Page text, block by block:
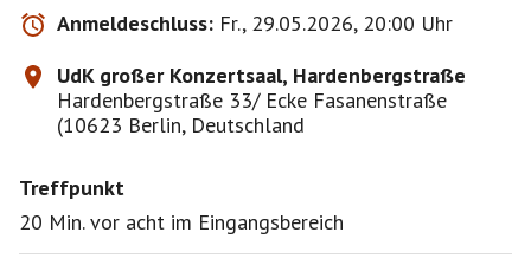
Anmeldeschluss: Fr., 29.05.2026, 20:00 Uhr
UdK großer Konzertsaal, Hardenbergstraße
Hardenbergstraße 33/ Ecke Fasanenstraße
(10623 Berlin, Deutschland
Treffpunkt
20 Min. vor acht im Eingangsbereich